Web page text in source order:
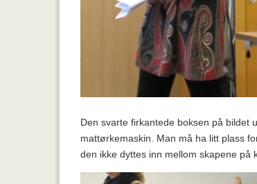
Den svarte firkantede boksen på bildet
mattørkemaskin. Man må ha litt plass
den ikke dyttes inn mellom skapene på